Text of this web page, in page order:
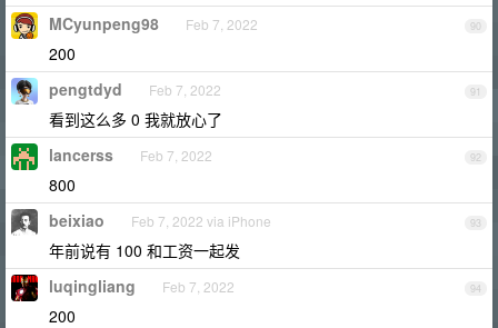
90
MCyunpeng98 Feb 7, 2022
200
91
pengtdyd Feb 7, 2022
看到这么多 0 我就放心了
92
lancerss Feb 7, 2022
800
93
beixiao Feb 7, 2022 via iPhone
年前说有 100 和工资一起发
94
luqingliang Feb 7, 2022
200